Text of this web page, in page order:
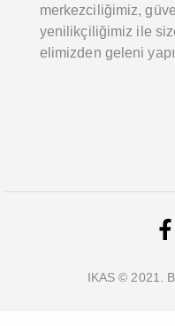
merkezciliğimiz,
yenilikçiliğimiz ile
elimizden geleni
IKAS © 2021.